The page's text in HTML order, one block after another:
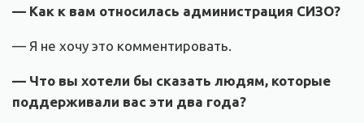
— Как к вам относилась администрация СИЗО?
— Я не хочу это комментировать.
— Что вы хотели бы сказать людям, которые
поддерживали вас эти два года?